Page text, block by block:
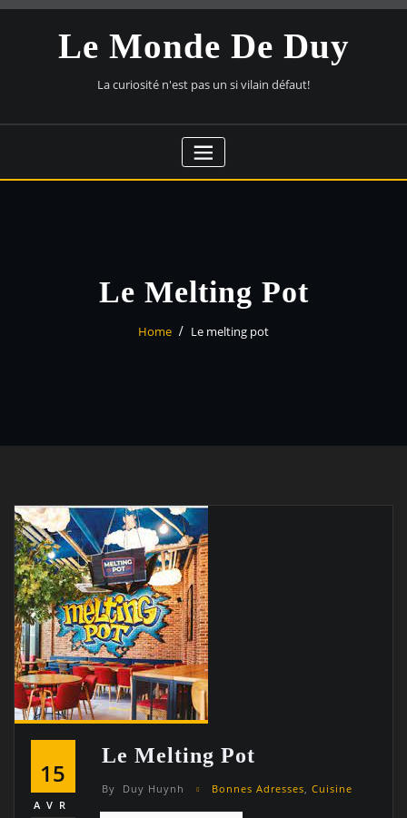
Skip
Le Monde De Duy
La curiosité n'est pas un si vilain défaut!
Le Melting Pot
Home Le melting pot
15
AVR
Le Melting Pot
By Duy Huynh Bonnes Adresses, Cuisine